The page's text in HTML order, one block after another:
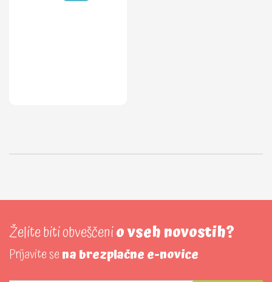
Želite biti obveščenio vseh novostih?
Prijavite sena brezplačne e-novice